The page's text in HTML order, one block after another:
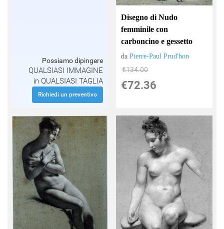
Possiamo dipingere
QUALSIASI IMMAGINE
in QUALSIASI TAGLIA
Richiedi un preventivo
Disegno di Nudo
femminile con
carboncino e gessetto
daPierre-Paul Prud'hon
€134.00
€72.36